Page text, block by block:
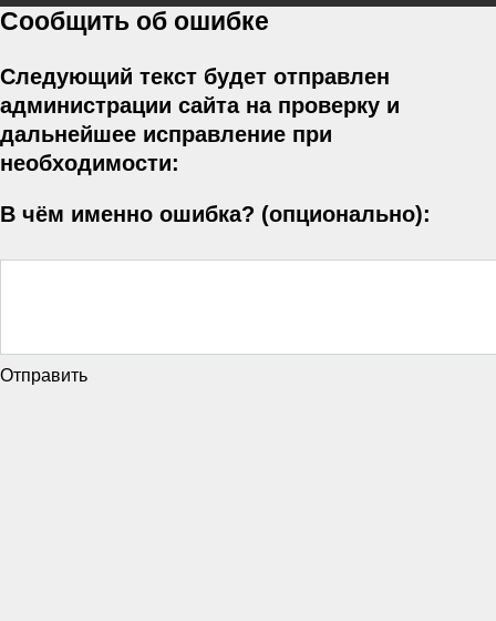
Сообщить об ошибке
Следующий текст будет отправлен
администрации сайта на проверку и
дальнейшее исправление при
необходимости:
В чём именно ошибка? (опционально):
Отправить